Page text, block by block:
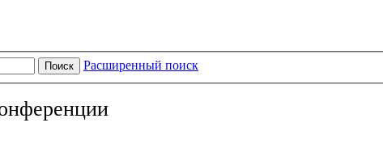
Поиск Расширенный поиск